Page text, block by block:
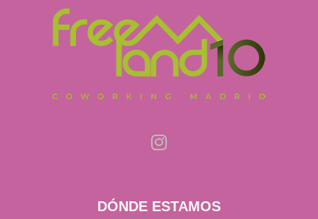
DÓNDE ESTAMOS